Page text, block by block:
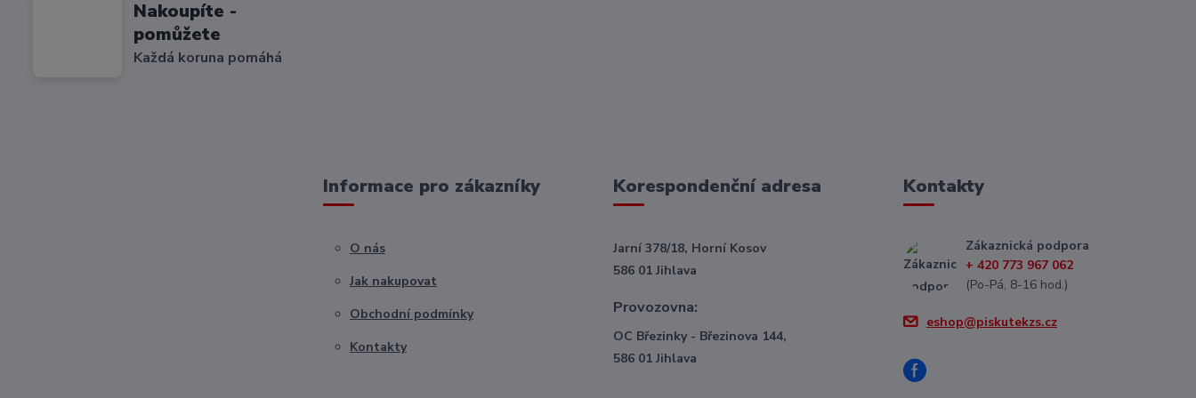
Nakoupíte -
pomůžete
Každá koruna pomáhá
Informace pro zákazníky
O nás
Jak nakupovat
Obchodní podmínky
Kontakty
Korespondenční adresa
Jarní 378/18, Horní Kosov
586 01 Jihlava
Provozovna:
OC Březinky - Březinova 144,
586 01 Jihlava
Kontakty
Zákaznická podpora
+ 420 773 967 062
(Po-Pá, 8-16 hod.)
eshop@piskutekzs.cz